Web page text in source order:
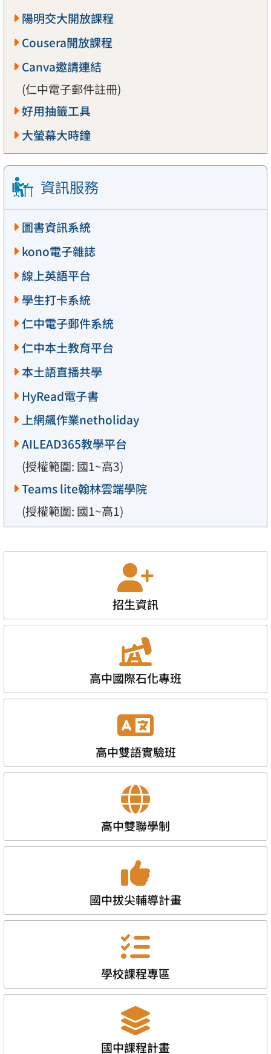
陽明交大開放課程
Cousera開放課程
Canva邀請連結
(仁中電子郵件註冊)
好用抽籤工具
大螢幕大時鐘
資訊服務
圖書資訊系統
kono電子雜誌
線上英語平台
學生打卡系統
仁中電子郵件系統
仁中本土教育平台
本土語直播共學
HyRead電子書
上網飆作業netholiday
AILEAD365教學平台
(授權範圍: 國1~高3)
Teams lite翰林雲端學院
(授權範圍: 國1~高1)
招生資訊
高中國際石化專班
高中雙語實驗班
高中雙聯學制
國中拔尖輔導計畫
學校課程專區
國中課程計畫